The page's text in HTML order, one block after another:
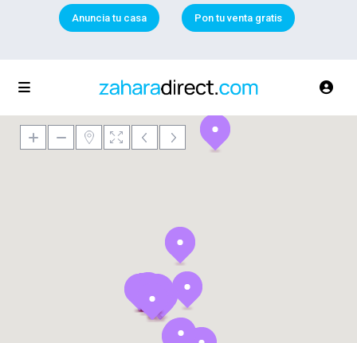
Anuncia tu casa Pon tu venta gratis